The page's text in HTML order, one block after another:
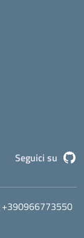
Seguici su
+390966773550